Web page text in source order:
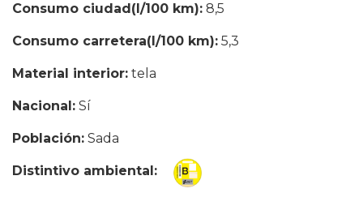
Consumo ciudad(l/100 km): 8,5
Consumo carretera(l/100 km): 5,3
Material interior: tela
Nacional: Sí
Población: Sada
Distintivo ambiental: